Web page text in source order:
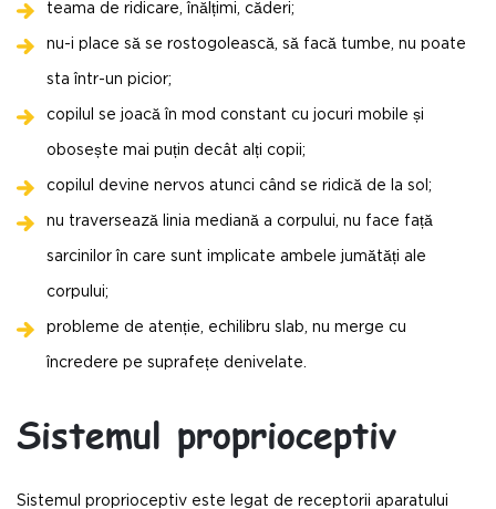
teama de ridicare, înălțimi, căderi;
nu-i place să se rostogolească, să facă tumbe, nu poate
sta într-un picior;
copilul se joacă în mod constant cu jocuri mobile și
obosește mai puțin decât alți copii;
copilul devine nervos atunci când se ridică de la sol;
nu traversează linia mediană a corpului, nu face față
sarcinilor în care sunt implicate ambele jumătăți ale
corpului;
probleme de atenție, echilibru slab, nu merge cu
încredere pe suprafețe denivelate.
Sistemul proprioceptiv
Sistemul proprioceptiv este legat de receptorii aparatului